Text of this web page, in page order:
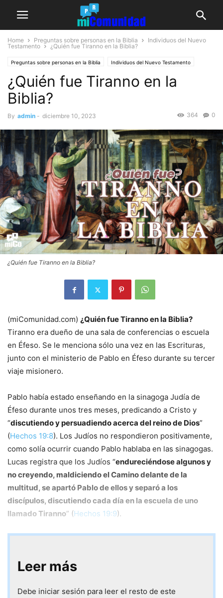
Home Preguntas sobre personas en la Biblia
Individuos del Nuevo
Testamento
¿Quién fue Tiranno en la Biblia?
Preguntas sobre personas en la Biblia Individuos del Nuevo Testamento
¿Quién fue Tiranno en la
Biblia?
By admin - diciembre 10, 2023 0
364
¿Quién fue Tiranno en la Biblia?
(miComunidad.com) ¿Quién fue Tiranno en la Biblia?
Tiranno era dueño de una sala de conferencias o escuela
en Éfeso. Se le menciona sólo una vez en las Escrituras,
junto con el ministerio de Pablo en Éfeso durante su tercer
viaje misionero.
Pablo había estado enseñando en la sinagoga Judía de
Éfeso durante unos tres meses, predicando a Cristo y
“discutiendo y persuadiendo acerca del reino de Dios”
(Hechos 19:8). Los Judíos no respondieron positivamente,
como solía ocurrir cuando Pablo hablaba en las sinagogas.
Lucas registra que los Judíos “endureciéndose algunos y
no creyendo, maldiciendo el Camino delante de la
multitud, se apartó Pablo de ellos y separó a los
discípulos, discutiendo cada día en la escuela de uno
llamado Tiranno” (Hechos 19:9).
Leer más
Debe iniciar sesión para leer el resto de este